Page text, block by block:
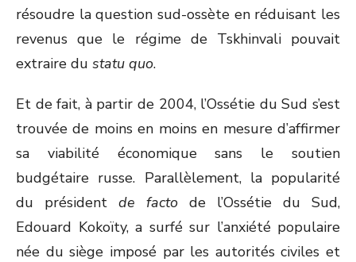
résoudre la question sud-ossète en réduisant les
revenus que le régime de Tskhinvali pouvait
extraire du statu quo.
Et de fait, à partir de 2004, l’Ossétie du Sud s’est
trouvée de moins en moins en mesure d’affirmer
sa viabilité économique sans le soutien
budgétaire russe. Parallèlement, la popularité
du président de facto de l’Ossétie du Sud,
Edouard Kokoïty, a surfé sur l’anxiété populaire
née du siège imposé par les autorités civiles et